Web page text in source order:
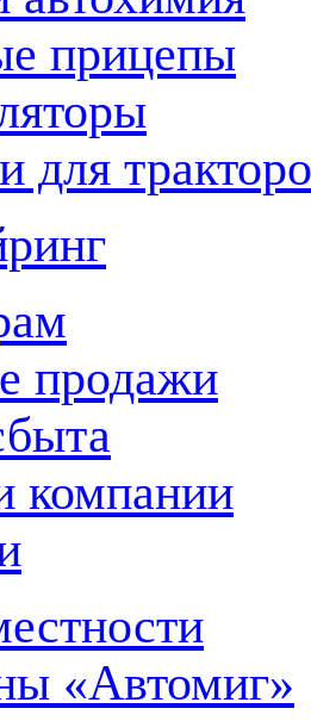
прицепы
для
продажи
компании
«Автомиг»